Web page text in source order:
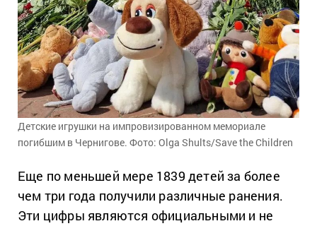
Детские игрушки на импровизированном мемориале
погибшим в Чернигове. Фото: Olga Shults/Save the Children
Еще по меньшей мере 1839 детей за более
чем три года получили различные ранения.
Эти цифры являются официальными и не